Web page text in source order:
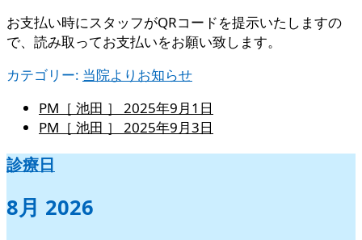
お支払い時にスタッフがQRコードを提示いたしますの
で、読み取ってお支払いをお願い致します。
カテゴリー: 当院よりお知らせ
PM［ 池田 ］ 2025年9月1日
PM［ 池田 ］ 2025年9月3日
診療日
8月 2026